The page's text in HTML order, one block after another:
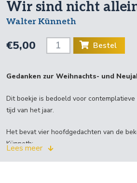
Wir sind nicht
Walter Künneth
€5,00 Bestel
Gedanken zur Weihnachts- und
Dit boekje is bedoeld voor
tijd van het jaar.
Het bevat vier hoofdgedachten van de
Künneth:
Lees meer